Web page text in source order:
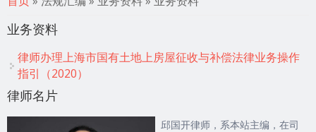
业务资料
律师办理上海市国有土地上房屋征收与补偿法律业务操作
指引（2020）
律师名片
邱国开律师，系本站主编，在司